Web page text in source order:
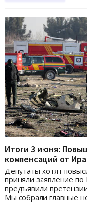
Итоги 3 июня:
компенсаций от
Депутаты хотят
приняли заявление по
предъявили
Мы собрали главные